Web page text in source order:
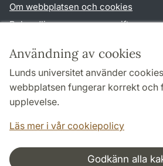
Användning av cookies
Lunds universitet använder
webbplatsen fungerar korrekt och
upplevelse.
Läs mer i vår cookiepolicy
Godkänn alla
Om webbplatsen och cookies
Behandling av personuppgifter
TYPO3-login
Följ oss i sociala medier